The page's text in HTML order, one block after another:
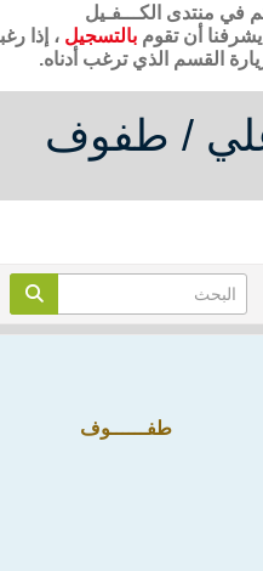
في منتدى الكـــفـيل
أن تقوم بالتسجيل ، إذا
القسم الذي ترغب أدناه.
علي / طفوف
طفــــــوف